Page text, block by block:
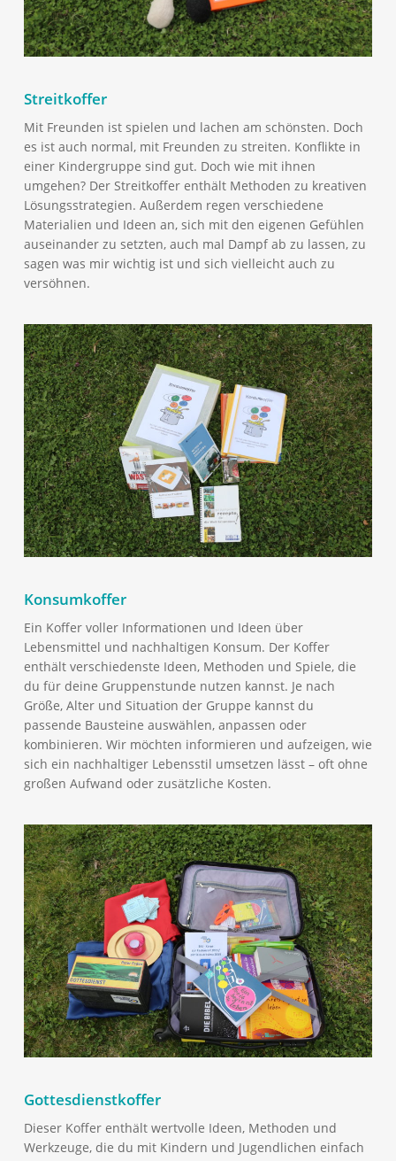
Streitkoffer
Mit Freunden ist spielen und lachen am schönsten. Doch
es ist auch normal, mit Freunden zu streiten. Konflikte in
einer Kindergruppe sind gut. Doch wie mit ihnen
umgehen? Der Streitkoffer enthält Methoden zu kreativen
Lösungsstrategien. Außerdem regen verschiedene
Materialien und Ideen an, sich mit den eigenen Gefühlen
auseinander zu setzten, auch mal Dampf ab zu lassen, zu
sagen was mir wichtig ist und sich vielleicht auch zu
versöhnen.
Konsumkoffer
Ein Koffer voller Informationen und Ideen über
Lebensmittel und nachhaltigen Konsum. Der Koffer
enthält verschiedenste Ideen, Methoden und Spiele, die
du für deine Gruppenstunde nutzen kannst. Je nach
Größe, Alter und Situation der Gruppe kannst du
passende Bausteine auswählen, anpassen oder
kombinieren. Wir möchten informieren und aufzeigen, wie
sich ein nachhaltiger Lebensstil umsetzen lässt – oft ohne
großen Aufwand oder zusätzliche Kosten.
Gottesdienstkoffer
Dieser Koffer enthält wertvolle Ideen, Methoden und
Werkzeuge, die du mit Kindern und Jugendlichen einfach